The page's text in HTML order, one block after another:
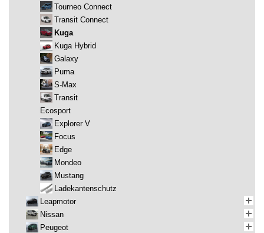
Tourneo Connect
Transit Connect
Kuga
Kuga Hybrid
Galaxy
Puma
S-Max
Transit
Ecosport
Explorer V
Focus
Edge
Mondeo
Mustang
Ladekantenschutz
Leapmotor
Nissan
Peugeot